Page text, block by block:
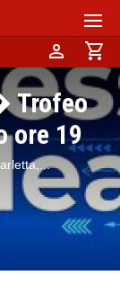
person shopping_cart
Trofeo
ore 19
...